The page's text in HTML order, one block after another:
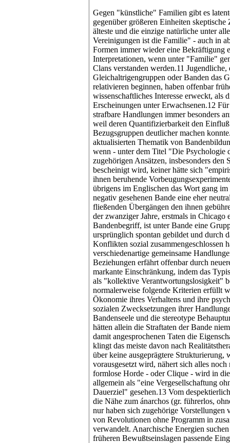
Gegen "künstliche" Familien gibt es
gegenüber größeren Einheiten
älteste und die einzige natürliche unter
Vereinigungen ist die Familie" - auch in
Formen immer wieder eine Bekräftigung
Interpretationen, wenn unter "Familie"
Clans verstanden werden.11
Gleichaltrigengruppen oder Banden das
relativieren beginnen, haben offenbar
wissenschaftliches Interesse erweckt, als
Erscheinungen unter Erwachsenen.12
strafbare Handlungen immer besonders
weil deren Quantifizierbarkeit den
Bezugsgruppen deutlicher machen
aktualisierten Thematik von
wenn - unter dem Titel "Die Psychologie
zugehörigen Ansätzen, insbesonders den
bescheinigt wird, keiner hätte sich
ihnen beruhende
übrigens im Englischen das Wort gang
negativ gesehenen Bande eine eher
fließenden Übergängen den ihnen
der zwanziger Jahre, erstmals in
Bandenbegriff, ist unter Bande eine
ursprünglich spontan gebildet und durch
Konflikten sozial zusammengeschlossen
verschiedenartige gemeinsame
Beziehungen erfährt offenbar durch
markante Einschränkung, indem das
als "kollektive Verantwortungslosigkeit"
normalerweise folgende Kriterien erfüllt
Ökonomie ihres Verhaltens und ihre
sozialen Zwecksetzungen ihrer
Bandenseele und die stereotype
hätten allein die Straftaten der Bande
damit angesprochenen Taten die
klingt das meiste davon nach
über keine ausgeprägtere Strukturierung,
vorausgesetzt wird, nähert sich alles
formlose Horde - oder Clique - wird in
allgemein als "eine Vergesellschaftung
Dauerziel" gesehen.13 Vom
die Nähe zum ánarchos (gr. führerlos,
nur haben sich zugehörige Vorstellungen
von Revolutionen ohne Programm in
verwandelt. Anarchische Energien
früheren Bewußtseinslagen passende